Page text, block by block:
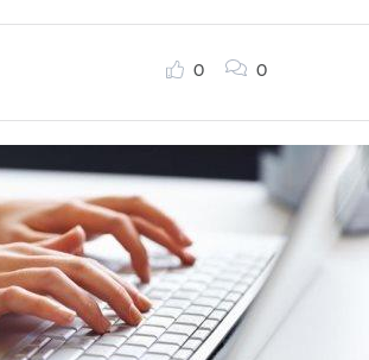
0 0